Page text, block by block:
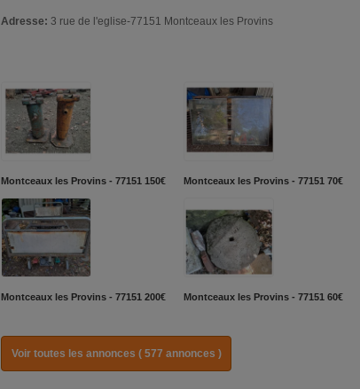
Adresse: 3 rue de l'eglise-77151 Montceaux les Provins
Montceaux les Provins - 77151 150€ Montceaux les Provins - 77151 70€
Montceaux les Provins - 77151 200€ Montceaux les Provins - 77151 60€
Voir toutes les annonces ( 577 annonces )